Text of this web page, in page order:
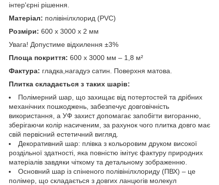
інтер'єрні рішення.
Матеріал: полівінілхлорид (PVC)
Розміри: 600 х 3000 х 2 мм
Увага! Допустиме відхилення ±3%
Площа покриття: 600 х 3000 мм – 1,8 м²
Фактура: гладка,нагадуэ сатин. Поверхня матова.
Плитка складається з таких шарів:
Полімерний шар, що захищає від потертостей та дрібних
механічних пошкоджень, забезпечує довговічність
використання, а УФ захист допомагає запобігти вигоранню,
зберігаючи колір насиченим, за рахунок чого плитка довго має
свій первісний естетичний вигляд.
Декоративний шар: плівка з кольоровим друком високої
роздільної здатності, яка повністю імітує фактуру природних
матеріалів завдяки чіткому та детальному зображенню.
Основний шар із спіненого полівінілхлориду (ПВХ) – це
полімер, що складається з довгих ланцюгів молекул